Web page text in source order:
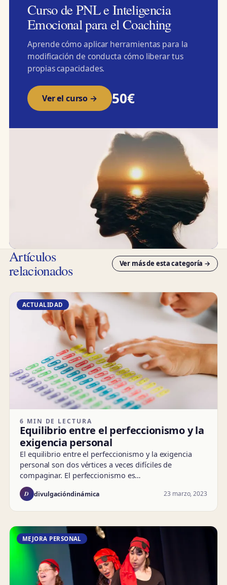
Curso de PNL e Inteligencia
Emocional para el Coaching
Aprende cómo aplicar herramientas para la
modificación de conducta cómo liberar tus
propias capacidades.
Ver el curso → 50€
Artículos
relacionados Ver más de esta categoría →
ACTUALIDAD
6 MIN DE LECTURA
Equilibrio entre el perfeccionismo y la
exigencia personal
El equilibrio entre el perfeccionismo y la exigencia
personal son dos vértices a veces difíciles de
compaginar. El perfeccionismo es…
D divulgacióndinámica 23 marzo, 2023
MEJORA PERSONAL